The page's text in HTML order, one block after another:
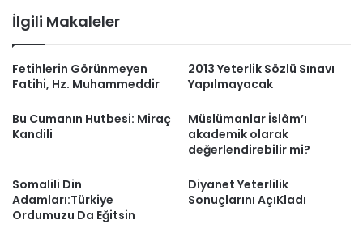
İlgili Makaleler
Fetihlerin Görünmeyen
Fatihi, Hz. Muhammeddir
2013 Yeterlik Sözlü Sınavı
Yapılmayacak
Bu Cumanın Hutbesi: Miraç
Kandili
Müslümanlar İslâm’ı
akademik olarak
değerlendirebilir mi?
Somalili Din
Adamları:Türkiye
Ordumuzu Da Eğitsin
Diyanet Yeterlilik
Sonuçlarını AçıKladı